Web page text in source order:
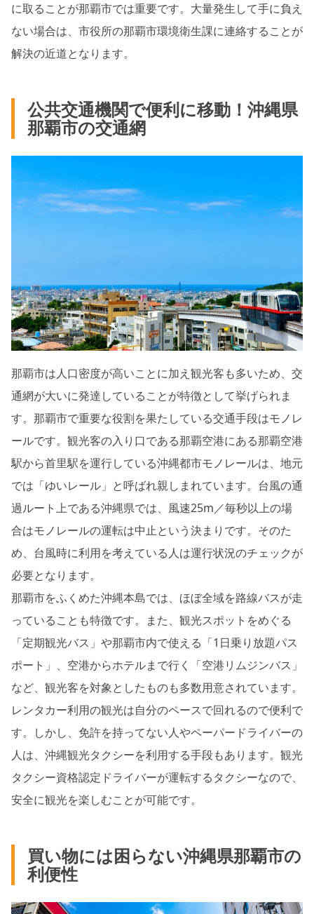
に取ることが那覇市では重要です。大量発生して手に負え
ない場合は、市役所の那覇市環境衛生課に連絡することが
解決の近道となります。
公共交通機関で便利に移動！沖縄県
那覇市の交通網
那覇市は人口密度が高いことに加え観光客も多いため、交
通網が大いに発達していることが特徴として挙げられま
す。那覇市で重要な役割を果たしている交通手段はモノレ
ールです。観光客の入り口である那覇空港にある那覇空港
駅から首里駅を運行している沖縄都市モノレールは、地元
では「ゆいレール」と呼ばれ親しまれています。台風の通
過ルート上である沖縄県では、風速25m／毎秒以上の場
合はモノレールの運転は中止という決まりです。そのた
め、台風時に利用を考えている人は運行状況のチェックが
必要となります。
那覇市をふくめた沖縄本島では、ほぼ全域を路線バスが走
っていることも特徴です。また、観光スポットをめぐる
「定期観光バス」や那覇市内で使える「1日乗り放題パス
ポート」、空港からホテルまで行く「空港リムジンバス」
など、観光客を対象としたものも多数用意されています。
レンタカー利用の観光は自分のペースで回れるので便利で
す。しかし、免許を持ってない人やペーパードライバーの
人は、沖縄観光タクシーを利用する手段もあります。観光
タクシー資格認定ドライバーが運転するタクシーなので、
安全に観光を楽しむことが可能です。
買い物には困らない沖縄県那覇市の
利便性